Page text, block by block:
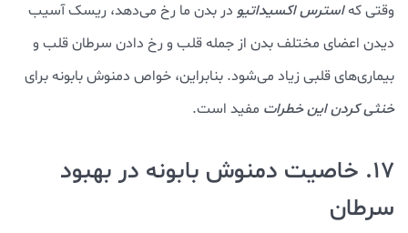
وقتی کهاسترس اکسیداتیو در بدن ما رخ می‌دهد، ریسک آسیب
دیدن اعضای مختلف بدن از جمله قلب و رخ دادن سرطان قلب و
بیماری‌های قلبی زیاد می‌شود. بنابراین، خواص دمنوش بابونه برای
خنثی کردن این خطرات مفید است.
17. خاصیت دمنوش بابونه در بهبود
سرطان